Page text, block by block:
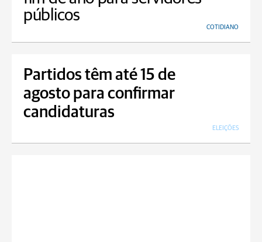
públicos
COTIDIANO
Partidos têm até 15 de
agosto para confirmar
candidaturas
ELEIÇÕES